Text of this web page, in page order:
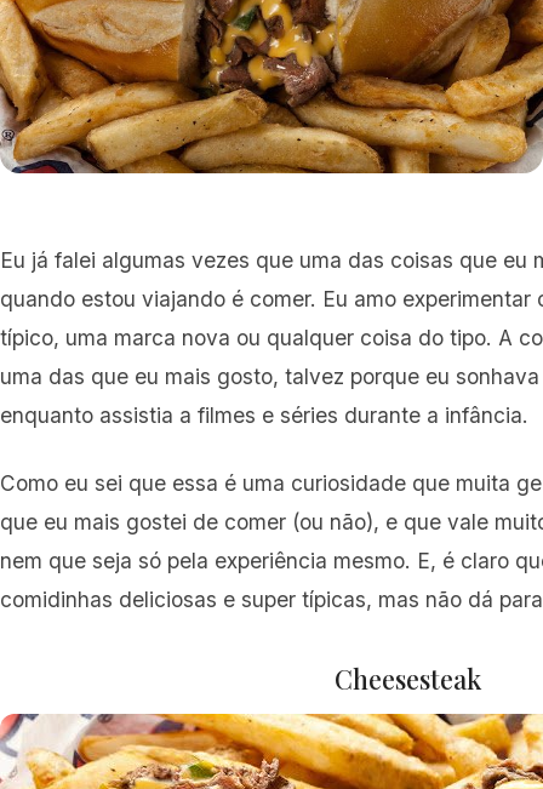
Eu já falei algumas vezes que uma das coisas que eu
quando estou viajando é comer. Eu amo
típico, uma marca nova ou qualquer coisa do tipo. A
uma das que eu mais gosto, talvez porque eu
enquanto assistia a filmes e séries durante a infância.
Como eu sei que essa é uma curiosidade que muita
que eu mais gostei de comer (ou não), e que vale
nem que seja só pela experiência mesmo. E, é claro
comidinhas deliciosas e super típicas, mas não dá
Cheesesteak